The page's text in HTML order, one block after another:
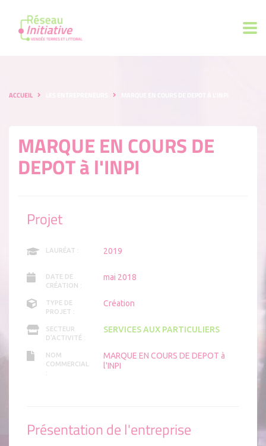
ACCUEIL
MARQUE EN COURS DE
DEPOT à l'INPI
Projet
LAURÉAT : 2019
DATE DE
CRÉATION :
mai 2018
TYPE DE
PROJET :
Création
SECTEUR
D'ACTIVITÉ :
SERVICES AUX PARTICULIERS
NOM
COMMERCIAL
:
MARQUE EN COURS DE DEPOT à
l'INPI
Présentation de l'entreprise